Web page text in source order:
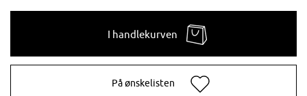
I handlekurven
På ønskelisten